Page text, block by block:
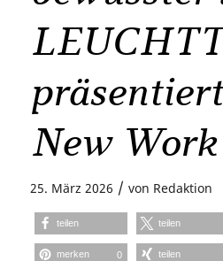
New
25. März 2026 / von Redaktion
teilen teilen
merken 0 teilen